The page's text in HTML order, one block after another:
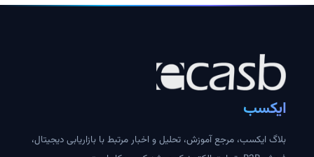
تجارت الکترونیک
خرید عمده و فروش عمده کالا در عصر
دیجیتال